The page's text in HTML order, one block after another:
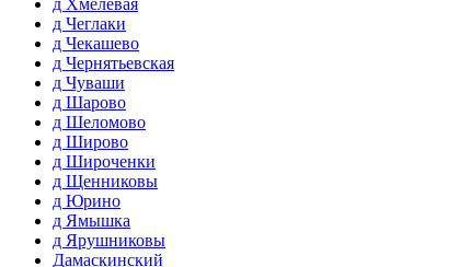
д Чеглаки
д Чекашево
д Чернятьевская
д Чуваши
д Шарово
д Шеломово
д Широво
д Широченки
д Щенниковы
д Юрино
д Ямышка
д Ярушниковы
Дамаскинский